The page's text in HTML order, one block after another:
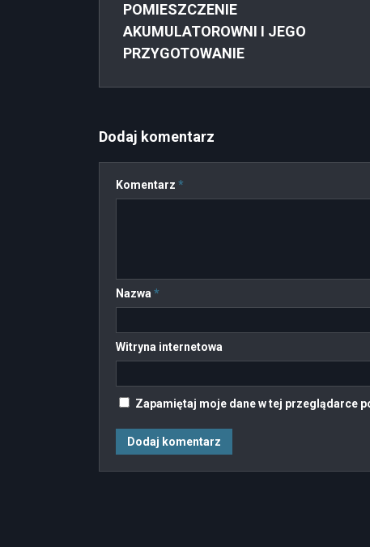
POMIESZCZENIE
AKUMULATOROWNI I JEGO
PRZYGOTOWANIE
Dodaj komentarz
Komentarz *
Nazwa *
Witryna internetowa
Zapamiętaj moje dane w tej przeglądarce